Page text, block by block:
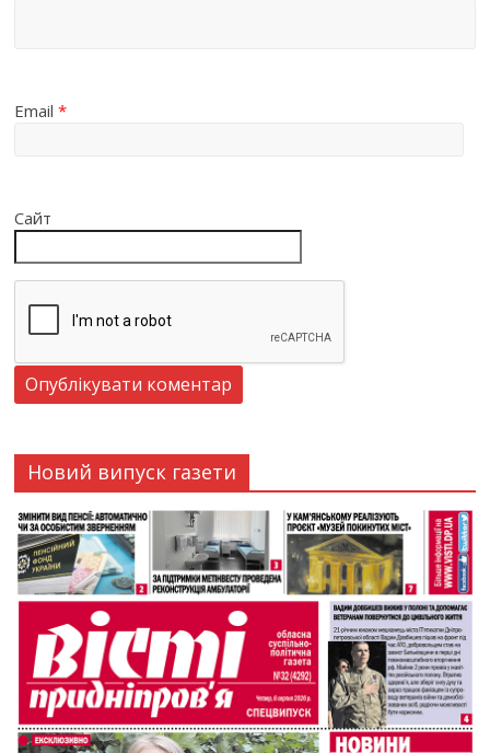
Email*
Сайт
Новий випуск газети